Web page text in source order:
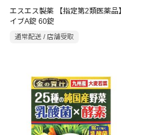
エスエス製薬 【指定第2類医薬品】
イブA錠 60錠
通常配送 / 店舗受取